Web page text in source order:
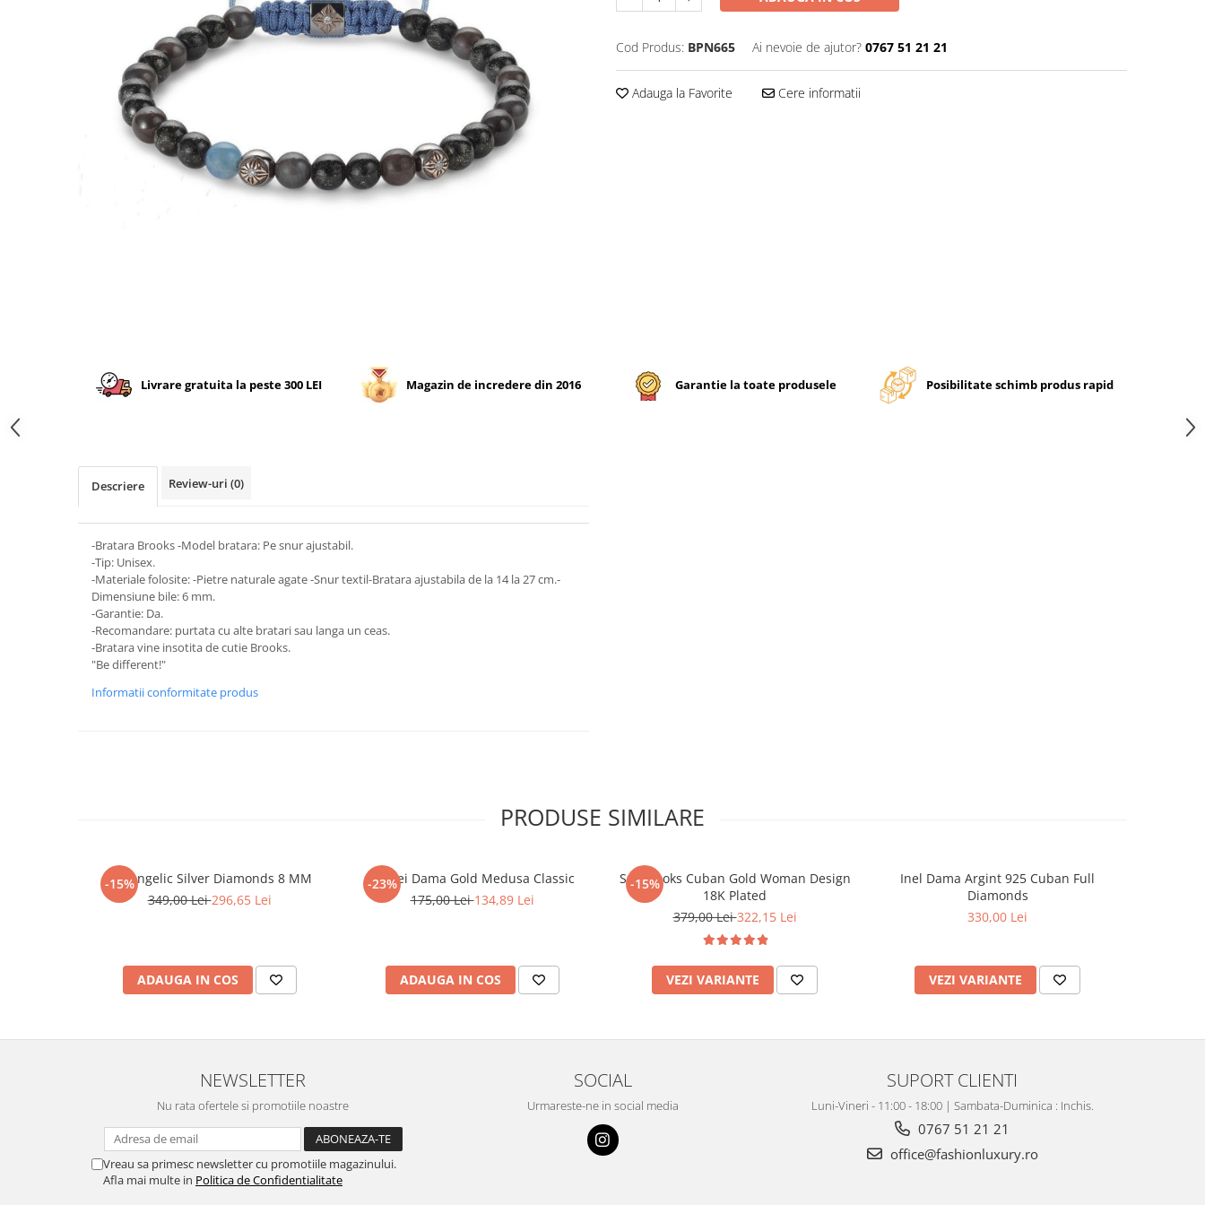
Cod Produs: BPN665 Ai nevoie de ajutor? 0767 51 21 21
Adauga la Favorite Cere informatii
Livrare gratuita la peste 300 LEI Magazin de incredere din 2016 Garantie la toate produsele Posibilitate schimb produs rapid
Descriere Review-uri (0)
-Bratara Brooks -Model bratara: Pe snur ajustabil.
-Tip: Unisex.
-Materiale folosite: -Pietre naturale agate -Snur textil-Bratara ajustabila de la 14 la 27 cm.-
Dimensiune bile: 6 mm.
-Garantie: Da.
-Recomandare: purtata cu alte bratari sau langa un ceas.
-Bratara vine insotita de cutie Brooks.
"Be different!"
Informatii conformitate produs
PRODUSE SIMILARE
-15%
Set Angelic Silver Diamonds 8 MM
349,00 Lei296,65 Lei
ADAUGA IN COS
-23%
Cercei Dama Gold Medusa Classic
175,00 Lei134,89 Lei
ADAUGA IN COS
-15%
Set Brooks Cuban Gold Woman Design
18K Plated
379,00 Lei322,15 Lei
VEZI VARIANTE
Inel Dama Argint 925 Cuban Full
Diamonds
330,00 Lei
VEZI VARIANTE
NEWSLETTER
Nu rata ofertele si promotiile noastre
Vreau sa primesc newsletter cu promotiile magazinului.
Afla mai multe in Politica de Confidentialitate
SOCIAL
Urmareste-ne in social media
SUPORT CLIENTI
Luni-Vineri - 11:00 - 18:00 | Sambata-Duminica : Inchis.
0767 51 21 21
office@fashionluxury.ro